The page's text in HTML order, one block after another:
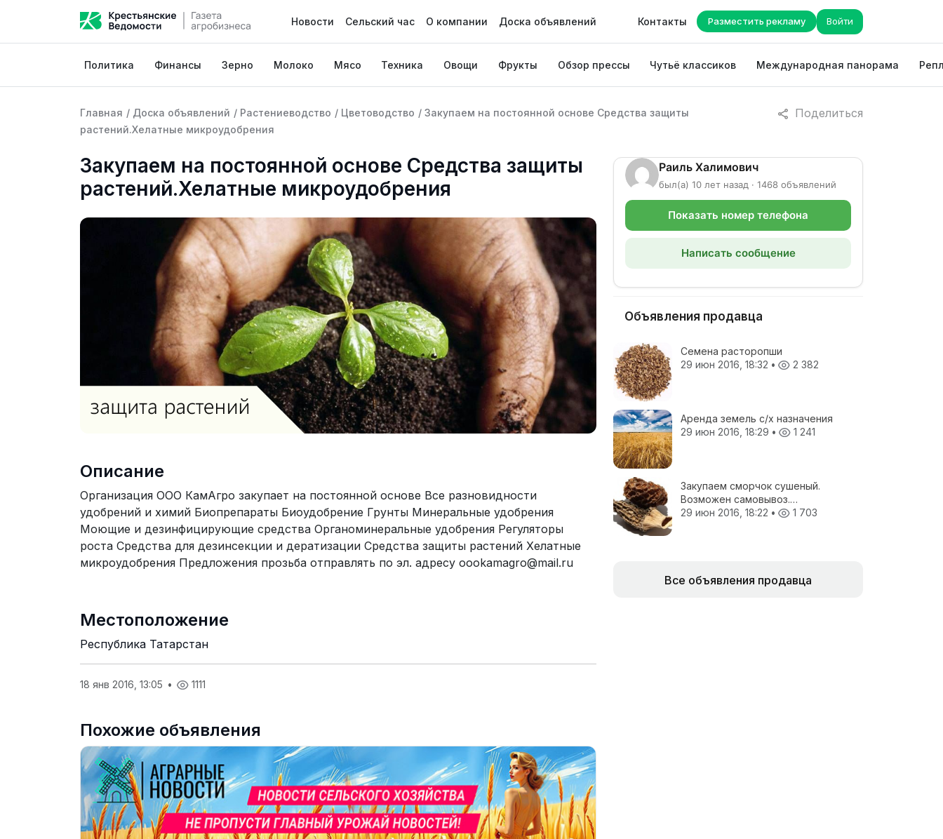
Новости Сельский час О компании Доска объявлений Контакты Разместить рекламу Войти
Политика Финансы Зерно Молоко Мясо Техника Овощи Фрукты Обзор прессы Чутьё классиков Международная панорама
Поделиться
Главная / Доска объявлений / Растениеводство / Цветоводство / Закупаем на постоянной основе Средства защиты
растений.Хелатные микроудобрения
Закупаем на постоянной основе Средства защиты
растений.Хелатные микроудобрения
Описание
Организация ООО КамАгро закупает на постоянной основе Все разновидности
удобрений и химий Биопрепараты Биоудобрение Грунты Минеральные удобрения
Моющие и дезинфицирующие средства Органоминеральные удобрения Регуляторы
роста Средства для дезинсекции и дератизации Средства защиты растений Хелатные
микроудобрения Предложения прозьба отправлять по эл. адресу oookamagro@mail.ru
Местоположение
Республика Татарстан
18 янв 2016, 13:05 • 1111
Похожие объявления
Раиль Халимович
был(а) 10 лет назад · 1468 объявлений
Показать номер телефона
Написать сообщение
Объявления продавца
Семена расторопши
29 июн 2016, 18:32 • 2 382
Аренда земель с/х назначения
29 июн 2016, 18:29 • 1 241
Закупаем сморчок сушеный.
Возможен самовывоз.
Предложения отправлять на
29 июн 2016, 18:22 • 1 703
Все объявления продавца